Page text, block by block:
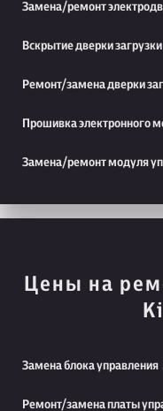
Замена/ремонт
Вскрытие дверки загрузки
Ремонт/замена дверки
Прошивка электронного
Замена/ремонт модуля
Цены на
Замена блока управления
Ремонт/замена платы